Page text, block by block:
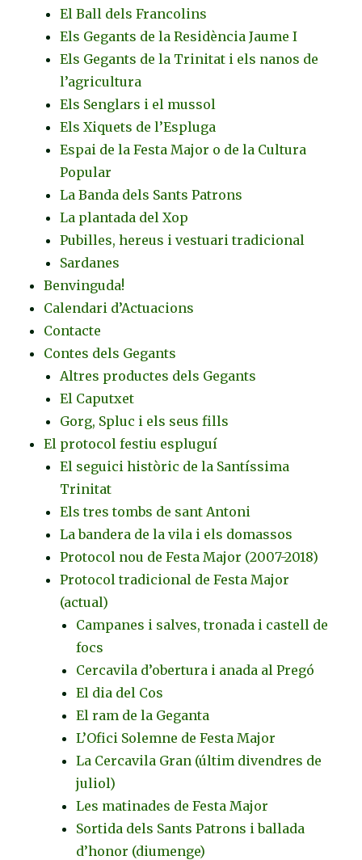
El Ball dels Francolins
Els Gegants de la Residència Jaume I
Els Gegants de la Trinitat i els nanos de
l’agricultura
Els Senglars i el mussol
Els Xiquets de l’Espluga
Espai de la Festa Major o de la Cultura
Popular
La Banda dels Sants Patrons
La plantada del Xop
Pubilles, hereus i vestuari tradicional
Sardanes
Benvinguda!
Calendari d’Actuacions
Contacte
Contes dels Gegants
Altres productes dels Gegants
El Caputxet
Gorg, Spluc i els seus fills
El protocol festiu espluguí
El seguici històric de la Santíssima
Trinitat
Els tres tombs de sant Antoni
La bandera de la vila i els domassos
Protocol nou de Festa Major (2007-2018)
Protocol tradicional de Festa Major
(actual)
Campanes i salves, tronada i castell de
focs
Cercavila d’obertura i anada al Pregó
El dia del Cos
El ram de la Geganta
L’Ofici Solemne de Festa Major
La Cercavila Gran (últim divendres de
juliol)
Les matinades de Festa Major
Sortida dels Sants Patrons i ballada
d’honor (diumenge)